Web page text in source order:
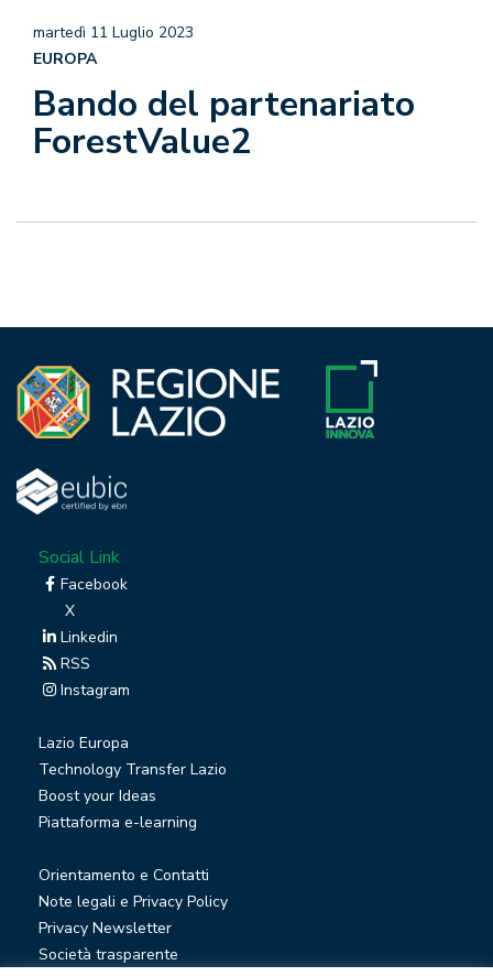
Bando del partenariato
ForestValue2
martedì 11 Luglio 2023
EUROPA
Social Link
Facebook
X
Linkedin
RSS
Instagram
Lazio Europa
Technology Transfer Lazio
Boost your Ideas
Piattaforma e-learning
Orientamento e Contatti
Note legali e Privacy Policy
Privacy Newsletter
Società trasparente